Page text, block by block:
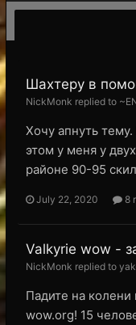
Шахтеру в
NickMonk replied to
Хочу апнуть
этом у меня у
районе 90-95
July 22, 2020 8
Valkyrie wow -
NickMonk replied to
Падите на колени
wow.org! 15